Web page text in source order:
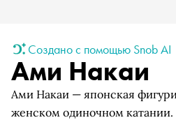
Создано с помощью Snob AI
Ами Накаи
Ами Накаи — японская
женском одиночном